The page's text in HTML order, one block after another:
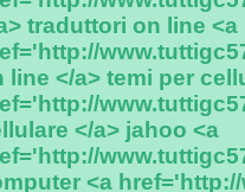
traduttori on line <a
line </a> temi per
</a> jahoo <a
<a